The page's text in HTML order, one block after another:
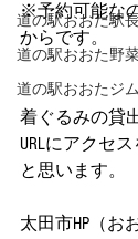
道の駅おおた駅
道の駅おおた野
道の駅おおたジ
※予約可能な
からです。
着ぐるみの貸
URLにアクセ
と思います。
太田市HP（お